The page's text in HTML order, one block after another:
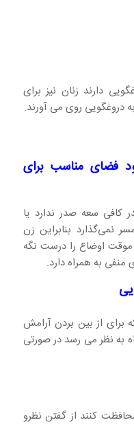
دارند زنان نیز برای
دروغگویی روی می آورند.
فضای مناسب برای
کافی سعه صدر ندارد یا
نمی‌گذارد بنابراین زن
اوضاع را درست نگه
منفی به همراه دارد.
از بین بردن آرامش
به نظر می رسد در صورتی
کنند از گفتن نظرو